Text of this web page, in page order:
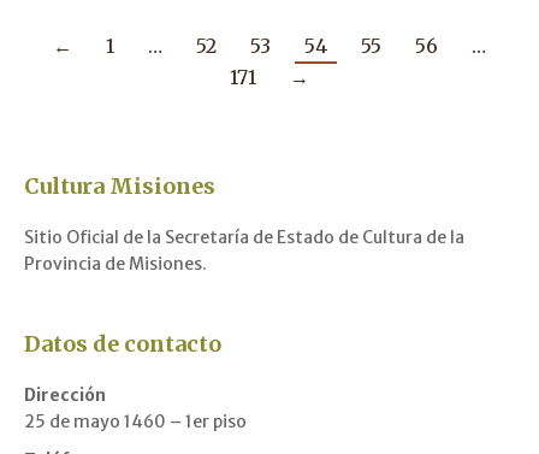
← 1 … 52 53 54 55 56
…
171
→
Cultura Misiones
Sitio Oficial de la Secretaría de Estado de Cultura de la
Provincia de Misiones.
Datos de contacto
Dirección
25 de mayo 1460 – 1er piso